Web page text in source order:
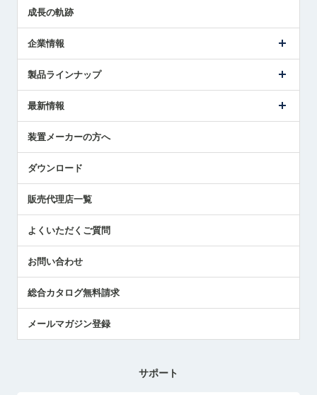
成長の軌跡
企業情報
ごあいさつ
受賞履歴
採用情報
国/地域/言語
製品ラインナップ
ツールセッタ製品
エアマイクロセンサ製品
最新情報
メトロールの技術
社員ブログ
中小企業のBCP地震対策
センサのテクニカルガイド
社長ブログ
装置メーカーの方へ
ダウンロード
販売代理店一覧
よくいただくご質問
お問い合わせ
総合カタログ無料請求
メールマガジン登録
サポート